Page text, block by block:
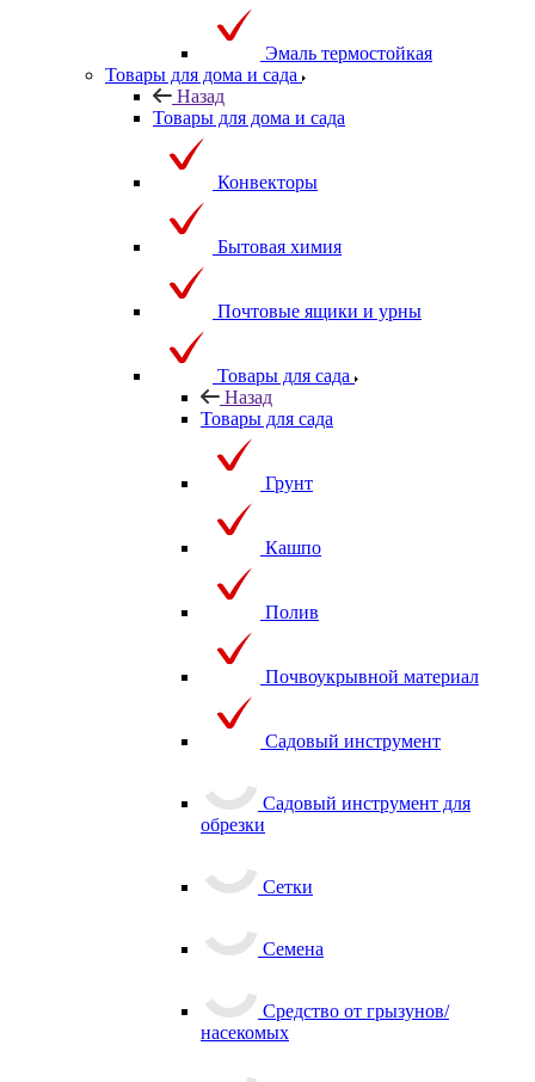
Эмаль термостойкая
Товары для дома и сада
Назад
Товары для дома и сада
Конвекторы
Бытовая химия
Почтовые ящики и урны
Товары для сада
Назад
Товары для сада
Грунт
Кашпо
Полив
Почвоукрывной материал
Садовый инструмент
Садовый инструмент для
обрезки
Сетки
Семена
Средство от грызунов/
насекомых